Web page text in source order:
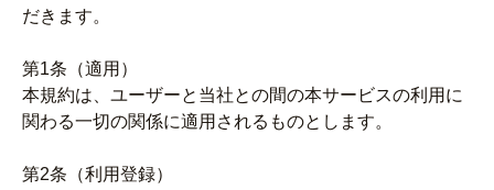
だきます。
第1条（適用）
本規約は、ユーザーと当社との間の本サービスの利用に
関わる一切の関係に適用されるものとします。
第2条（利用登録）